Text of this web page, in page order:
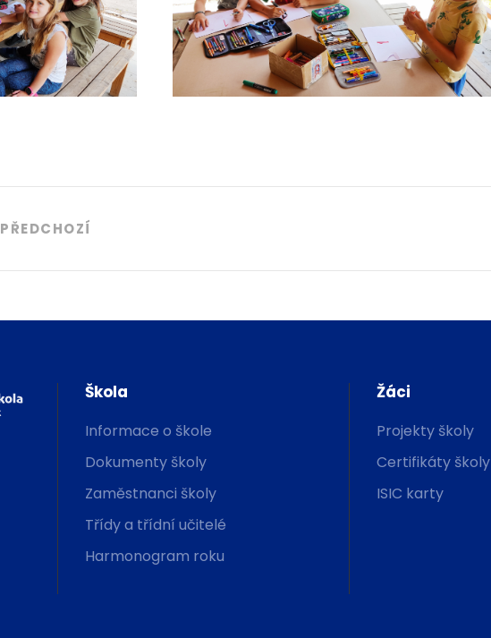
PŘEDCHOZÍ
Škola
Informace o škole
Dokumenty školy
Zaměstnanci školy
Třídy a třídní učitelé
Harmonogram roku
Žáci
Projekty školy
Certifikáty školy
ISIC karty